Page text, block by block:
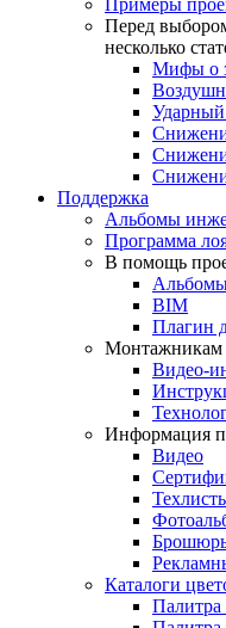
Примеры
Перед
несколько
Мифы о
Поддержка
Альбомы
Программа
В помощь
BIM
Плагин
Монтажникам
Видео-
Информация
Видео
Каталоги
Палитра